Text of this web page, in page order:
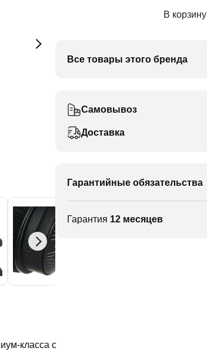
В корзину
Все товары этого бренда
Самовывоз
Доставка
Гарантийные обязательства
Гарантия 12 месяцев
класса с